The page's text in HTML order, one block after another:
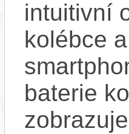
intuitivní
kolébce
baterie